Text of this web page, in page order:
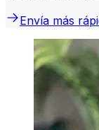
Envía más